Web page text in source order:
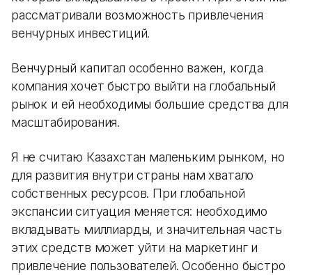
рассматривали возможность привлечения
венчурных инвестиций.
Венчурный капитал особенно важен, когда
компания хочет быстро выйти на глобальный
рынок и ей необходимы большие средства для
масштабирования.
Я не считаю Казахстан маленьким рынком, но
для развития внутри страны нам хватало
собственных ресурсов. При глобальной
экспансии ситуация меняется: необходимо
вкладывать миллиарды, и значительная часть
этих средств может уйти на маркетинг и
привлечение пользователей. Особенно быстро